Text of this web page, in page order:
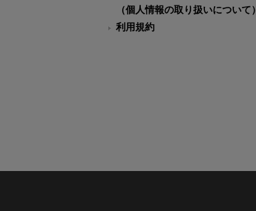
（個人情報の取り扱いについて）
利用規約